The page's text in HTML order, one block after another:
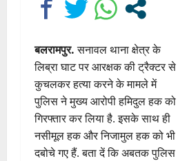
बलरामपुर.सनावल थाना क्षेत्र के
लिब्रा घाट पर आरक्षक की ट्रैक्टर से
कुचलकर हत्या करने के मामले में
पुलिस ने मुख्य आरोपी हमिदुल हक को
गिरफ्तार कर लिया है. इसके साथ ही
नसीमूल हक और निजामुल हक को भी
दबोचे गए हैं. बता दें कि अबतक पुलिस